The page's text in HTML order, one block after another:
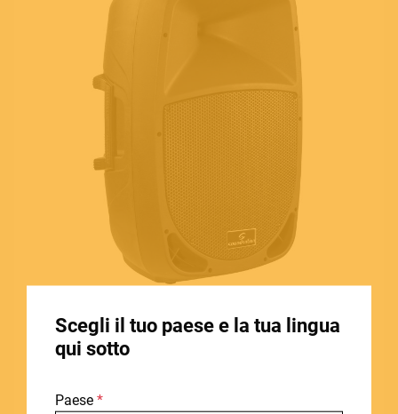
Scegli il tuo paese e la tua lingua
qui sotto
Paese
MUSICAL INSTRUMENTS
PRO AUDIO & LIGHT
ACCESSORIES
STORE LOCATOR
BLOG
SOUNDSATION